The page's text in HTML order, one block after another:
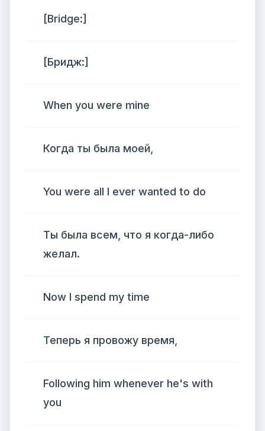
[Bridge:]
[Бридж:]
When you were mine
Когда ты была моей,
You were all I ever wanted to do
Ты была всем, что я когда-либо
желал.
Now I spend my time
Теперь я провожу время,
Following him whenever he's with
you